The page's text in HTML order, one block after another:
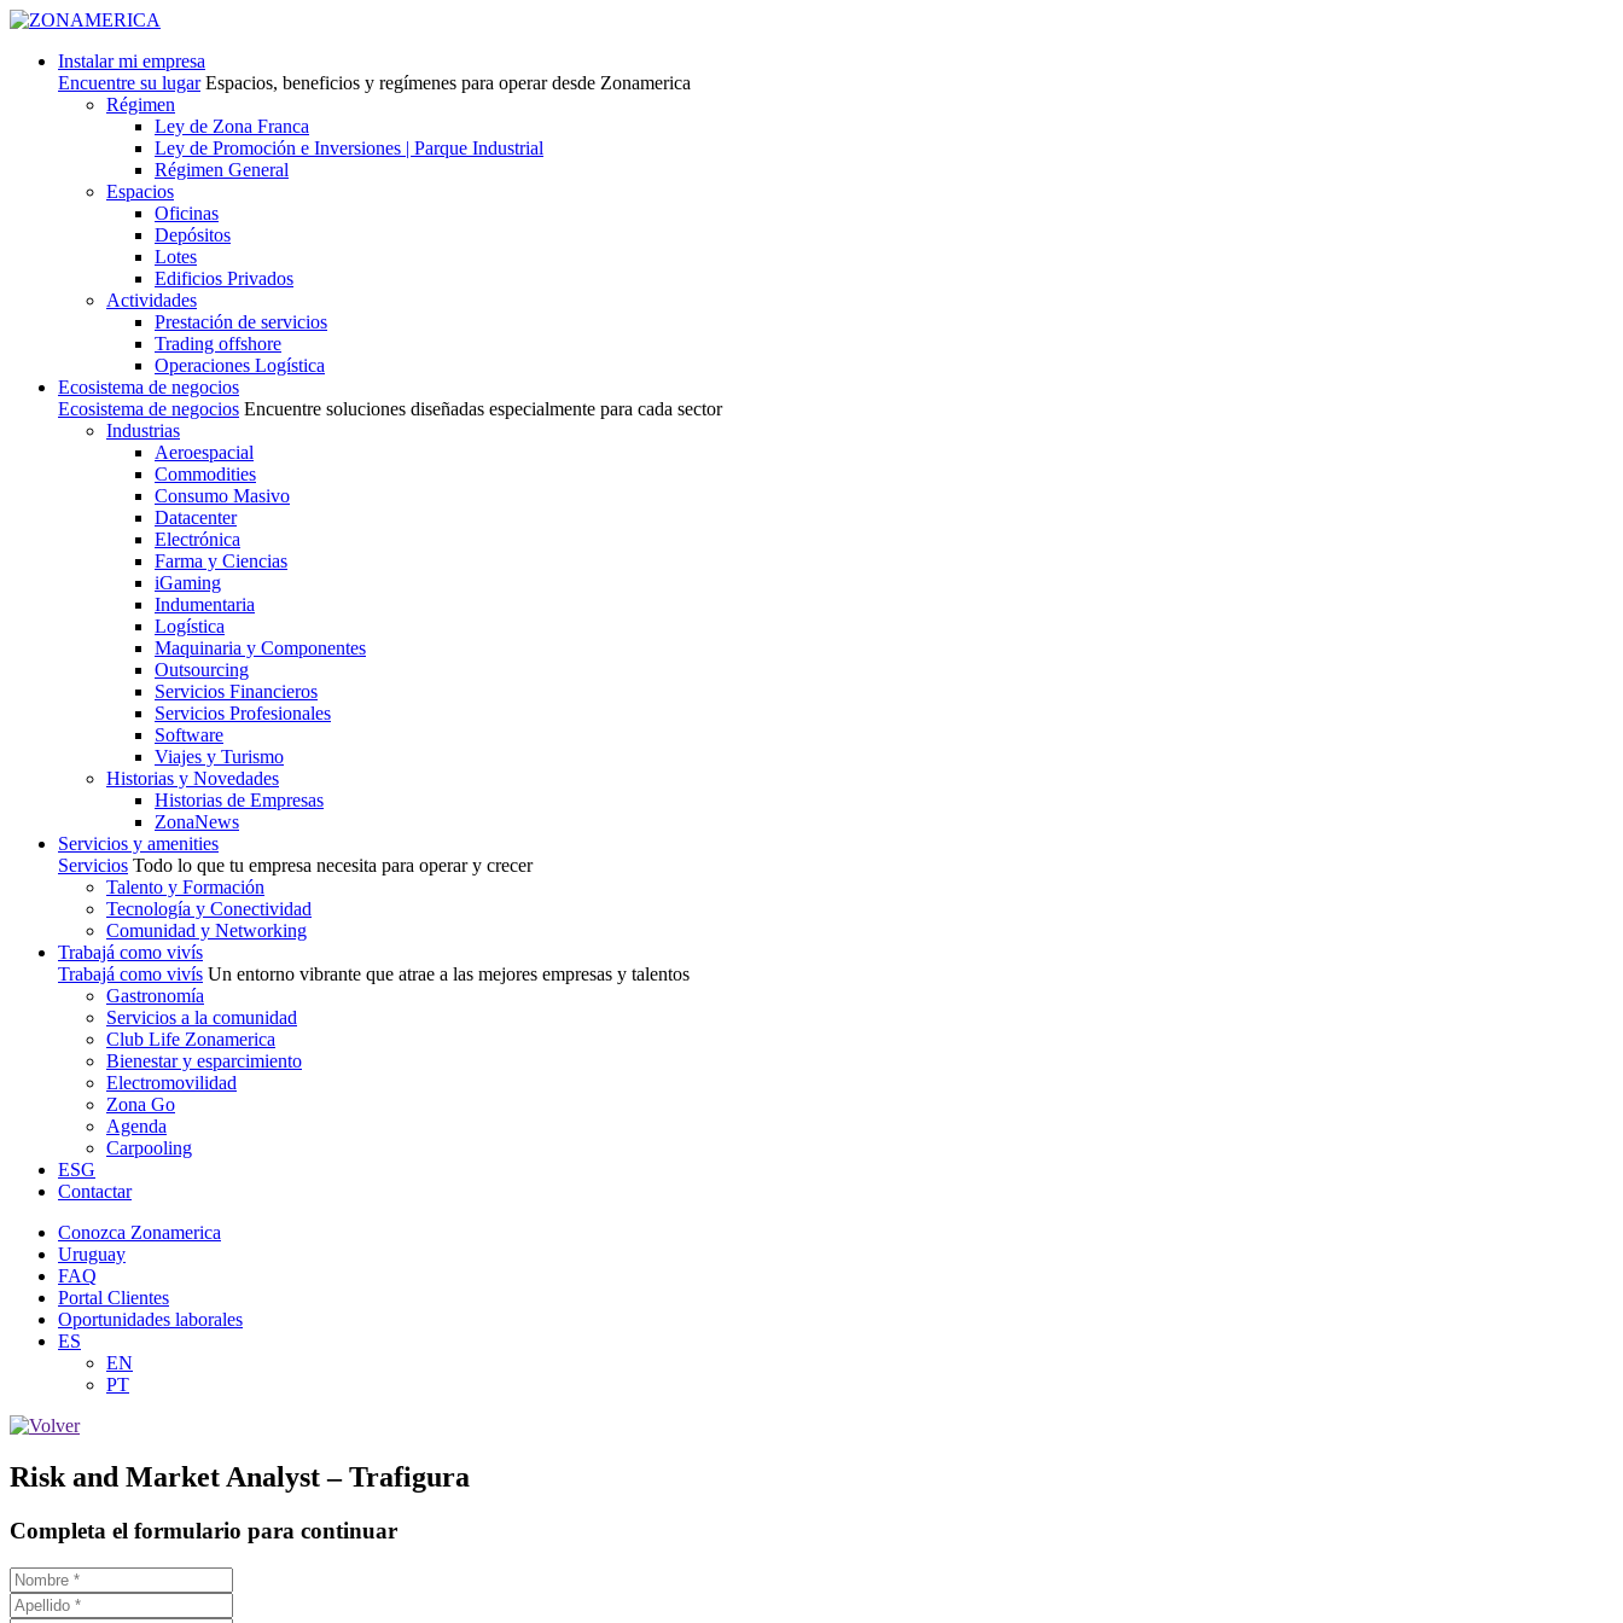
Instalar mi empresa
Encuentre su lugar Espacios, beneficios y regímenes para operar desde Zonamerica
Régimen
Ley de Zona Franca
Ley de Promoción e Inversiones | Parque Industrial
Régimen General
Espacios
Oficinas
Depósitos
Lotes
Edificios Privados
Actividades
Prestación de servicios
Trading offshore
Operaciones Logística
Ecosistema de negocios
Ecosistema de negocios Encuentre soluciones diseñadas especialmente para cada sector
Industrias
Aeroespacial
Commodities
Consumo Masivo
Datacenter
Electrónica
Farma y Ciencias
iGaming
Indumentaria
Logística
Maquinaria y Componentes
Outsourcing
Servicios Financieros
Servicios Profesionales
Software
Viajes y Turismo
Historias y Novedades
Historias de Empresas
ZonaNews
Servicios y amenities
Servicios Todo lo que tu empresa necesita para operar y crecer
Talento y Formación
Tecnología y Conectividad
Comunidad y Networking
Trabajá como vivís
Trabajá como vivís Un entorno vibrante que atrae a las mejores empresas y talentos
Gastronomía
Servicios a la comunidad
Club Life Zonamerica
Bienestar y esparcimiento
Electromovilidad
Zona Go
Agenda
Carpooling
ESG
Contactar
Conozca Zonamerica
Uruguay
FAQ
Portal Clientes
Oportunidades laborales
ES
EN
PT
Risk and Market Analyst – Trafigura
Completa el formulario para continuar